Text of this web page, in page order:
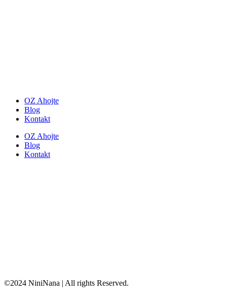
OZ Ahojte
Blog
Kontakt
OZ Ahojte
Blog
Kontakt
©2024 NiniNana | All rights Reserved.